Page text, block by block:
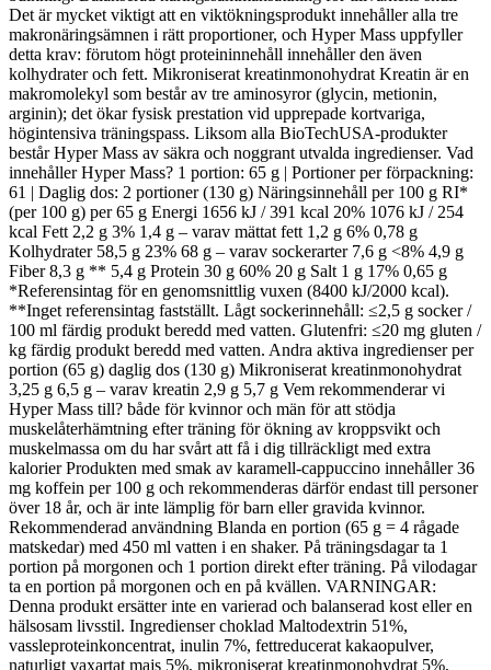
Det är mycket viktigt att en viktökningsprodukt innehåller alla tre
makronäringsämnen i rätt proportioner, och Hyper Mass uppfyller
detta krav: förutom högt proteininnehåll innehåller den även
kolhydrater och fett. Mikroniserat kreatinmonohydrat Kreatin är en
makromolekyl som består av tre aminosyror (glycin, metionin,
arginin); det ökar fysisk prestation vid upprepade kortvariga,
högintensiva träningspass. Liksom alla BioTechUSA-produkter
består Hyper Mass av säkra och noggrant utvalda ingredienser. Vad
innehåller Hyper Mass? 1 portion: 65 g | Portioner per förpackning:
61 | Daglig dos: 2 portioner (130 g) Näringsinnehåll per 100 g RI*
(per 100 g) per 65 g Energi 1656 kJ / 391 kcal 20% 1076 kJ / 254
kcal Fett 2,2 g 3% 1,4 g – varav mättat fett 1,2 g 6% 0,78 g
Kolhydrater 58,5 g 23% 68 g – varav sockerarter 7,6 g <8% 4,9 g
Fiber 8,3 g ** 5,4 g Protein 30 g 60% 20 g Salt 1 g 17% 0,65 g
*Referensintag för en genomsnittlig vuxen (8400 kJ/2000 kcal).
**Inget referensintag fastställt. Lågt sockerinnehåll: ≤2,5 g socker /
100 ml färdig produkt beredd med vatten. Glutenfri: ≤20 mg gluten /
kg färdig produkt beredd med vatten. Andra aktiva ingredienser per
portion (65 g) daglig dos (130 g) Mikroniserat kreatinmonohydrat
3,25 g 6,5 g – varav kreatin 2,9 g 5,7 g Vem rekommenderar vi
Hyper Mass till? både för kvinnor och män för att stödja
muskelåterhämtning efter träning för ökning av kroppsvikt och
muskelmassa om du har svårt att få i dig tillräckligt med extra
kalorier Produkten med smak av karamell-cappuccino innehåller 36
mg koffein per 100 g och rekommenderas därför endast till personer
över 18 år, och är inte lämplig för barn eller gravida kvinnor.
Rekommenderad användning Blanda en portion (65 g = 4 rågade
matskedar) med 450 ml vatten i en shaker. På träningsdagar ta 1
portion på morgonen och 1 portion direkt efter träning. På vilodagar
ta en portion på morgonen och en på kvällen. VARNINGAR:
Denna produkt ersätter inte en varierad och balanserad kost eller en
hälsosam livsstil. Ingredienser choklad Maltodextrin 51%,
vassleproteinkoncentrat, inulin 7%, fettreducerat kakaopulver,
naturligt vaxartat majs 5%, mikroniserat kreatinmonohydrat 5%,